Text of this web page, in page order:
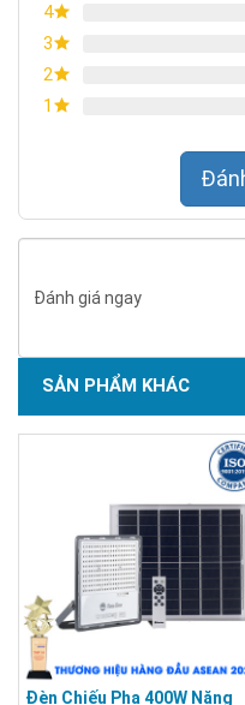
4
3
2
1
Đánh giá ngay
SẢN PHẨM KHÁC
Đèn Chiếu Pha 400W Năng